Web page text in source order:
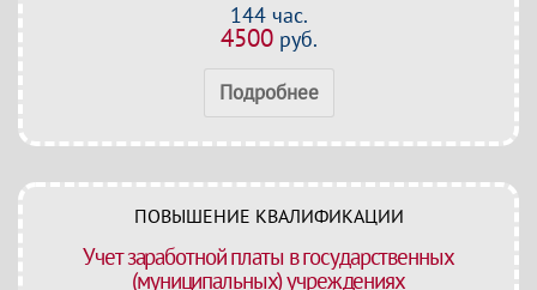
144 час.
4500руб.
Подробнее
ПОВЫШЕНИЕ КВАЛИФИКАЦИИ
Учет заработной платы в государственных
(муниципальных) учреждениях